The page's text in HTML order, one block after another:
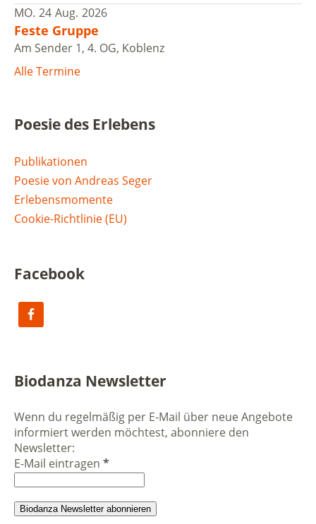
MO. 24 Aug. 2026
Feste Gruppe
Am Sender 1, 4. OG, Koblenz
Alle Termine
Poesie des Erlebens
Publikationen
Poesie von Andreas Seger
Erlebensmomente
Cookie-Richtlinie (EU)
Facebook
Biodanza Newsletter
Wenn du regelmäßig per E-Mail über neue Angebote
informiert werden möchtest, abonniere den
Newsletter:
E-Mail eintragen *